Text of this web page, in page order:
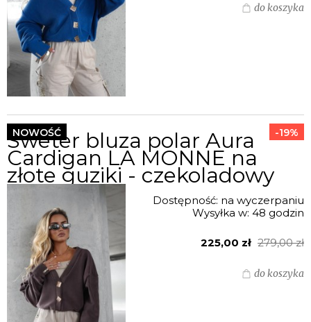
do koszyka
Sweter bluza polar Aura
Cardigan LA MONNE na
złote guziki - czekoladowy
Dostępność: na wyczerpaniu
Wysyłka w: 48 godzin
225,00 zł 279,00 zł
do koszyka
-19%
NOWOŚĆ